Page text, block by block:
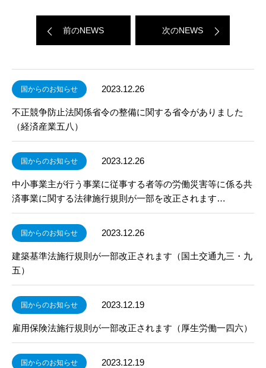
前のNEWS 次のNEWS
国からのお知らせ 2023.12.26
不正競争防止法関係省令の整備に関する省令がありました
（経済産業五八）
国からのお知らせ 2023.12.26
中小事業主が行う事業に従事する者等の労働災害等に係る共
済事業に関する法律施行規則が一部を改正されます…
国からのお知らせ 2023.12.26
建築基準法施行規則が一部改正されます（国土交通九三・九
五）
国からのお知らせ 2023.12.19
雇用保険法施行規則が一部改正されます（厚生労働一四六）
国からのお知らせ 2023.12.19